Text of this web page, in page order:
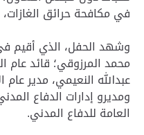
في مكافحة حرائق الغازات،
وشهد الحفل، الذي أقيم
محمد المرزوقي؛ قائد عام
عبدالله النعيمي، مدير عام
ومديرو إدارات الدفاع
العامة للدفاع المدني.